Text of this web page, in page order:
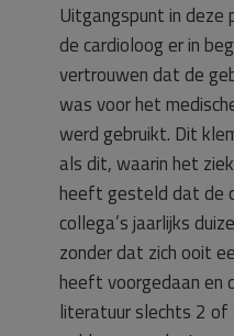
Uitgangspunt in deze
de cardioloog er in
vertrouwen dat de
was voor het
werd gebruikt. Dit
als dit, waarin het
heeft gesteld dat de
collega’s jaarlijks
zonder dat zich ooit
heeft voorgedaan en
literatuur slechts 2